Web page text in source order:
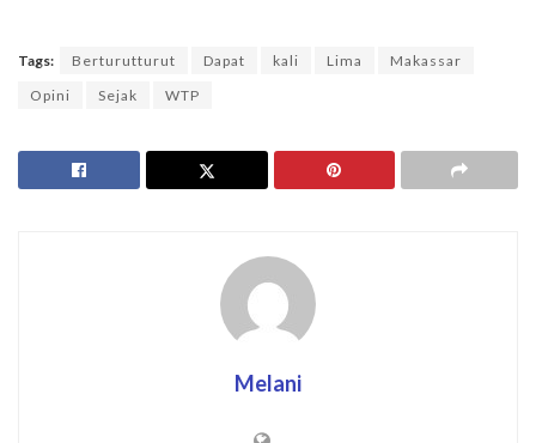
Tags: Berturutturut Dapat kali Lima
Makassar
Opini
Sejak WTP
Melani